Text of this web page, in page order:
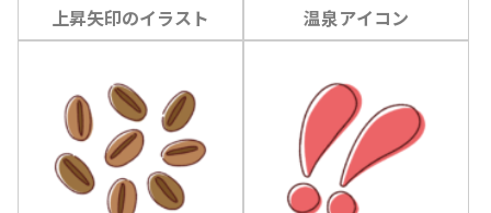
上昇矢印のイラスト 温泉アイコン